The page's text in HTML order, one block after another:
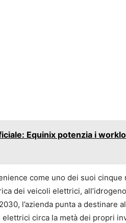
Equinix potenzia i
come uno dei suoi
dei veicoli elettrici,
l’azienda punta a destinare
circa la metà dei propri